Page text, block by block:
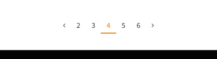
2 3 4 5 6